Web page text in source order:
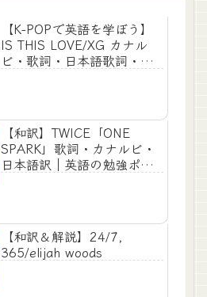
【K-POPで英語を学ぼう】
IS THIS LOVE/XG カナル
ビ・歌詞・日本語歌詞・和
【和訳】TWICE「ONE
SPARK」歌詞・カナルビ・
日本語訳｜英語の勉強ポイ
【和訳＆解説】24/7,
365/elijah woods